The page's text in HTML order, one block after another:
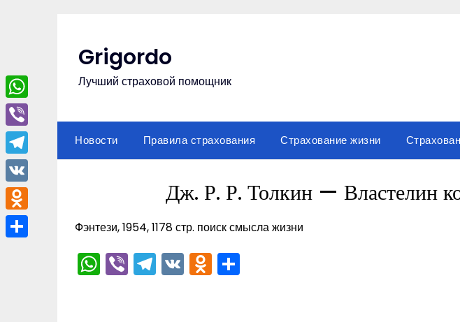
Grigordo
Лучший страховой помощник
Новости Правила страхования Страхование жизни
Дж. Р. Р. Толкин — Властелин
Фэнтези, 1954, 1178 стр. поиск смысла жизни
WhatsApp
ViberTelegram
VKOdnoklassniki
WhatsApp
Viber
Telegram
VK
Odnoklassniki